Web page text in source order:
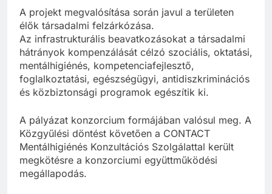
A projekt megvalósítása során javul a területen
élők társadalmi felzárkózása.
Az infrastrukturális beavatkozásokat a társadalmi
hátrányok kompenzálását célzó szociális, oktatási,
mentálhigiénés, kompetenciafejlesztő,
foglalkoztatási, egészségügyi, antidiszkriminációs
és közbiztonsági programok egészítik ki.
A pályázat konzorcium formájában valósul meg. A
Közgyűlési döntést követően a CONTACT
Mentálhigiénés Konzultációs Szolgálattal került
megkötésre a konzorciumi együttműködési
megállapodás.